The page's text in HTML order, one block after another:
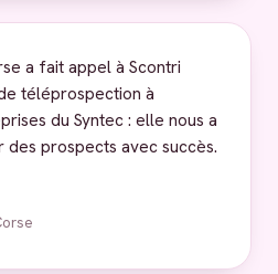
a fait appel à Scontri
téléprospection à
du Syntec : elle nous a
prospects avec succès.